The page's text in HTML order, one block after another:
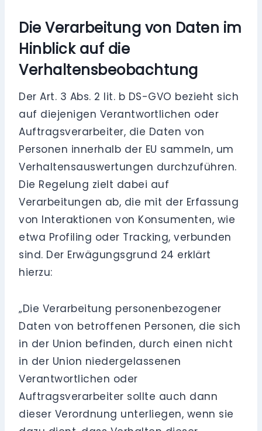
Die Verarbeitung von Daten im
Hinblick auf die
Verhaltensbeobachtung
Der Art. 3 Abs. 2 lit. b DS-GVO bezieht sich
auf diejenigen Verantwortlichen oder
Auftragsverarbeiter, die Daten von
Personen innerhalb der EU sammeln, um
Verhaltensauswertungen durchzuführen.
Die Regelung zielt dabei auf
Verarbeitungen ab, die mit der Erfassung
von Interaktionen von Konsumenten, wie
etwa Profiling oder Tracking, verbunden
sind. Der Erwägungsgrund 24 erklärt
hierzu:
„Die Verarbeitung personenbezogener
Daten von betroffenen Personen, die sich
in der Union befinden, durch einen nicht
in der Union niedergelassenen
Verantwortlichen oder
Auftragsverarbeiter sollte auch dann
dieser Verordnung unterliegen, wenn sie